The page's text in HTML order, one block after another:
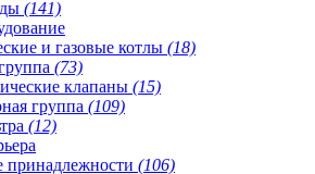
(141)
и газовые котлы (18)
(73)
клапаны (15)
группа (109)
(12)
(106)